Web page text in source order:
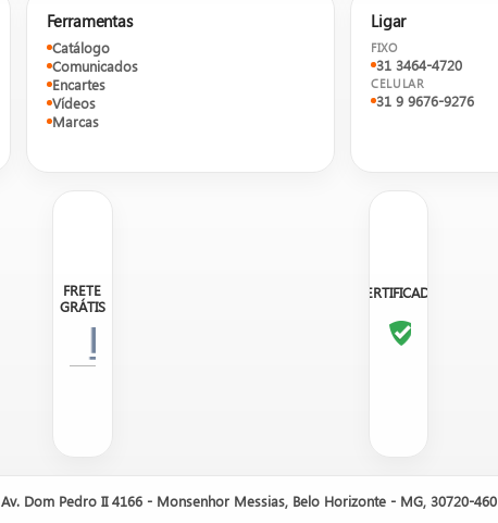
Ferramentas
Catálogo
Comunicados
Encartes
Vídeos
Marcas
Ligar
FIXO
31 3464-4720
CELULAR
31 9 9676-9276
FRETE
GRÁTIS
CERTIFICADO
Av. Dom Pedro II 4166 - Monsenhor Messias, Belo Horizonte - MG, 30720-460